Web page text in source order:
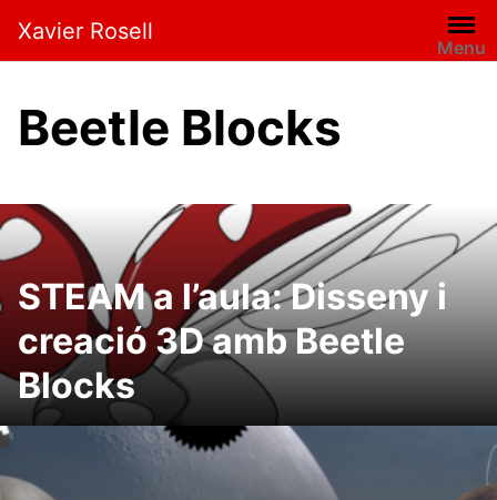
Xavier Rosell
Menu
Beetle Blocks
STEAM a l’aula: Disseny i
creació 3D amb Beetle
Blocks